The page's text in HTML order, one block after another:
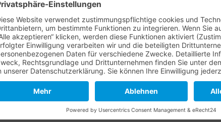
Akzeptieren
powered byUsercentrics Consent Management
Platform&eRecht24